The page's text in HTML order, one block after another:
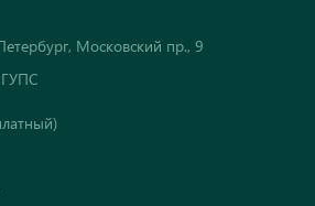
Московский пр., 9